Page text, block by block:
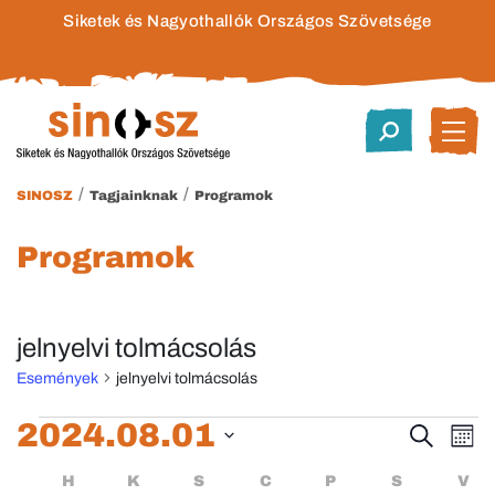
Siketek és Nagyothallók Országos Szövetsége
SINOSZ / Tagjainknak / Programok
Programok
jelnyelvi tolmácsolás
Események jelnyelvi tolmácsolás
Események
Keresett
kifejezés
2024.08.01
H HÉTFŐ
K KEDD
S SZERDA
C CSÜTÖRTÖK
P PÉNTEK
S V